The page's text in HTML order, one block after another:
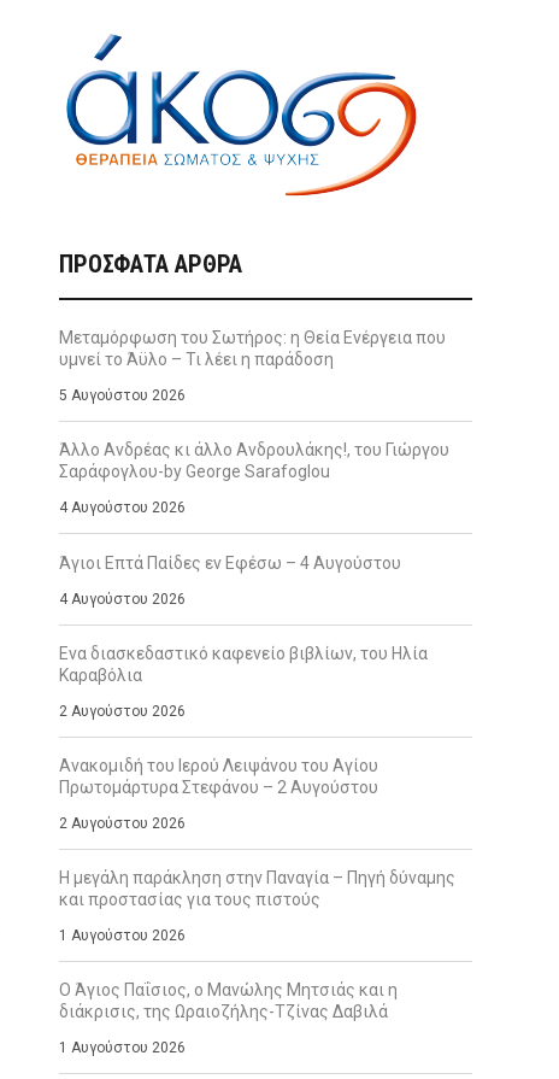
ΠΡΌΣΦΑΤΑ ΆΡΘΡΑ
Μεταμόρφωση του Σωτήρος: η Θεία Ενέργεια που
υμνεί το Άϋλο – Τι λέει η παράδοση
5 Αυγούστου 2026
Άλλο Ανδρέας κι άλλο Ανδρουλάκης!, του Γιώργου
Σαράφογλου-by George Sarafoglou
4 Αυγούστου 2026
Άγιοι Επτά Παίδες εν Εφέσω – 4 Αυγούστου
4 Αυγούστου 2026
Ενα διασκεδαστικό καφενείο βιβλίων, του Ηλία
Καραβόλια
2 Αυγούστου 2026
Ανακομιδή του Ιερού Λειψάνου του Αγίου
Πρωτομάρτυρα Στεφάνου – 2 Αυγούστου
2 Αυγούστου 2026
Η μεγάλη παράκληση στην Παναγία – Πηγή δύναμης
και προστασίας για τους πιστούς
1 Αυγούστου 2026
Ο Άγιος Παΐσιος, ο Μανώλης Μητσιάς και η
διάκρισις, της Ωραιοζήλης-Τζίνας Δαβιλά
1 Αυγούστου 2026